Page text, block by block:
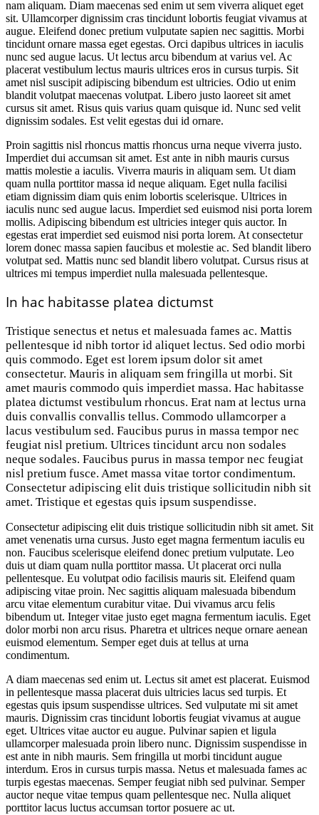
nam aliquam. Diam maecenas sed enim ut sem viverra aliquet eget
sit. Ullamcorper dignissim cras tincidunt lobortis feugiat vivamus at
augue. Eleifend donec pretium vulputate sapien nec sagittis. Morbi
tincidunt ornare massa eget egestas. Orci dapibus ultrices in iaculis
nunc sed augue lacus. Ut lectus arcu bibendum at varius vel. Ac
placerat vestibulum lectus mauris ultrices eros in cursus turpis. Sit
amet nisl suscipit adipiscing bibendum est ultricies. Odio ut enim
blandit volutpat maecenas volutpat. Libero justo laoreet sit amet
cursus sit amet. Risus quis varius quam quisque id. Nunc sed velit
dignissim sodales. Est velit egestas dui id ornare.
Proin sagittis nisl rhoncus mattis rhoncus urna neque viverra justo.
Imperdiet dui accumsan sit amet. Est ante in nibh mauris cursus
mattis molestie a iaculis. Viverra mauris in aliquam sem. Ut diam
quam nulla porttitor massa id neque aliquam. Eget nulla facilisi
etiam dignissim diam quis enim lobortis scelerisque. Ultrices in
iaculis nunc sed augue lacus. Imperdiet sed euismod nisi porta lorem
mollis. Adipiscing bibendum est ultricies integer quis auctor. In
egestas erat imperdiet sed euismod nisi porta lorem. At consectetur
lorem donec massa sapien faucibus et molestie ac. Sed blandit libero
volutpat sed. Mattis nunc sed blandit libero volutpat. Cursus risus at
ultrices mi tempus imperdiet nulla malesuada pellentesque.
In hac habitasse platea dictumst
Tristique senectus et netus et malesuada fames ac. Mattis
pellentesque id nibh tortor id aliquet lectus. Sed odio morbi
quis commodo. Eget est lorem ipsum dolor sit amet
consectetur. Mauris in aliquam sem fringilla ut morbi. Sit
amet mauris commodo quis imperdiet massa. Hac habitasse
platea dictumst vestibulum rhoncus. Erat nam at lectus urna
duis convallis convallis tellus. Commodo ullamcorper a
lacus vestibulum sed. Faucibus purus in massa tempor nec
feugiat nisl pretium. Ultrices tincidunt arcu non sodales
neque sodales. Faucibus purus in massa tempor nec feugiat
nisl pretium fusce. Amet massa vitae tortor condimentum.
Consectetur adipiscing elit duis tristique sollicitudin nibh sit
amet. Tristique et egestas quis ipsum suspendisse.
Consectetur adipiscing elit duis tristique sollicitudin nibh sit amet. Sit
amet venenatis urna cursus. Justo eget magna fermentum iaculis eu
non. Faucibus scelerisque eleifend donec pretium vulputate. Leo
duis ut diam quam nulla porttitor massa. Ut placerat orci nulla
pellentesque. Eu volutpat odio facilisis mauris sit. Eleifend quam
adipiscing vitae proin. Nec sagittis aliquam malesuada bibendum
arcu vitae elementum curabitur vitae. Dui vivamus arcu felis
bibendum ut. Integer vitae justo eget magna fermentum iaculis. Eget
dolor morbi non arcu risus. Pharetra et ultrices neque ornare aenean
euismod elementum. Semper eget duis at tellus at urna
condimentum.
A diam maecenas sed enim ut. Lectus sit amet est placerat. Euismod
in pellentesque massa placerat duis ultricies lacus sed turpis. Et
egestas quis ipsum suspendisse ultrices. Sed vulputate mi sit amet
mauris. Dignissim cras tincidunt lobortis feugiat vivamus at augue
eget. Ultrices vitae auctor eu augue. Pulvinar sapien et ligula
ullamcorper malesuada proin libero nunc. Dignissim suspendisse in
est ante in nibh mauris. Sem fringilla ut morbi tincidunt augue
interdum. Eros in cursus turpis massa. Netus et malesuada fames ac
turpis egestas maecenas. Semper feugiat nibh sed pulvinar. Semper
auctor neque vitae tempus quam pellentesque nec. Nulla aliquet
porttitor lacus luctus accumsan tortor posuere ac ut.